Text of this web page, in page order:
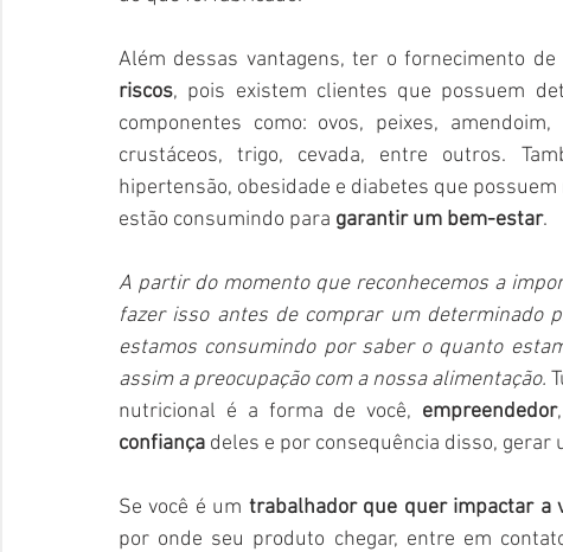
Além dessas vantagens, ter o fornecimento
riscos, pois existem clientes que possuem
componentes como: ovos, peixes,
crustáceos, trigo, cevada, entre outros.
hipertensão, obesidade e diabetes que
estão consumindo para garantir um bem-estar.
A partir do momento que reconhecemos a
fazer isso antes de comprar um determinado
estamos consumindo por saber o quanto
assim a preocupação com a nossa alimentação.
nutricional é a forma de você, empreendedor
confiança deles e por consequência disso, gerar
Se você é um trabalhador que quer impactar a